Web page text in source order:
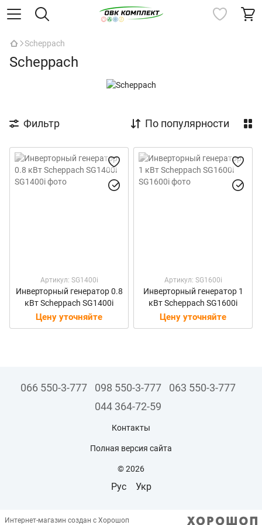
Scheppach
Scheppach
Фильтр По популярности
Артикул: SG1400i
Инверторный генератор 0.8
кВт Scheppach SG1400i
Цену уточняйте
Артикул: SG1600i
Инверторный генератор 1
кВт Scheppach SG1600i
Цену уточняйте
066 550-3-777 098 550-3-777
063 550-3-777
044 364-72-59
Контакты
Полная версия сайта
© 2026
Рус Укр
Интернет-магазин создан с Хорошоп